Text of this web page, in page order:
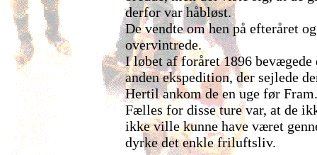
derfor var håbløst.
De vendte om hen på efteråret
overvintrede.
I løbet af foråret 1896 bevægede
anden ekspedition, der sejlede
Hertil ankom de en uge før Fram.
Fælles for disse ture var, at de
ikke ville kunne have været
dyrke det enkle friluftsliv.